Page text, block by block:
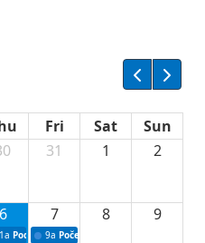
Fri Sat
Sun
ugovora sa neprofitnim
31 1 2
ugovora o stipendijama za
6
Podrška razvoju vodne infrastrukture u
7
9a Početak izgradnje nove
8 9